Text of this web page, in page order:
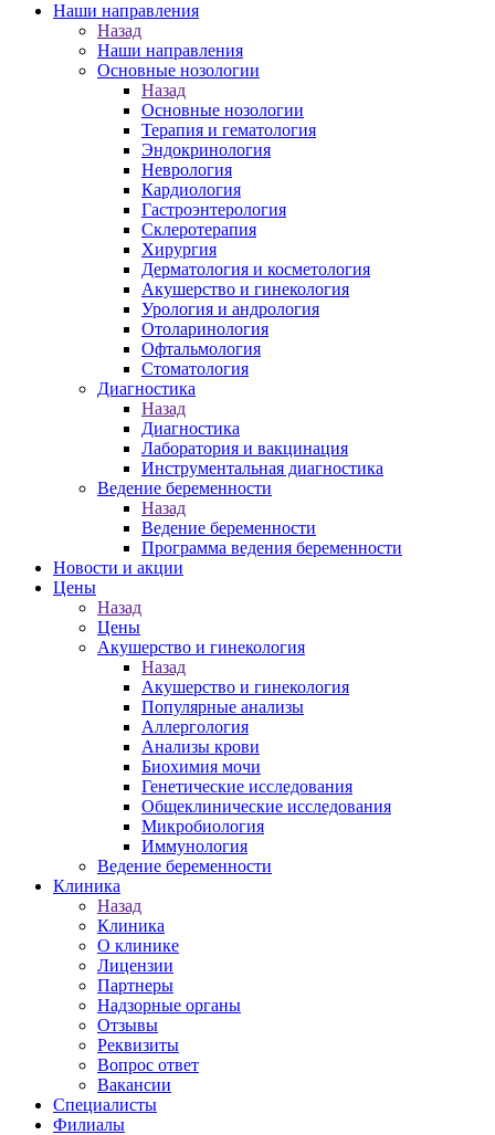
Наши направления
Назад
Наши направления
Основные нозологии
Назад
Основные нозологии
Терапия и гематология
Эндокринология
Неврология
Кардиология
Гастроэнтерология
Склеротерапия
Хирургия
Дерматология и косметология
Акушерство и гинекология
Урология и андрология
Отоларинология
Офтальмология
Стоматология
Диагностика
Назад
Диагностика
Лаборатория и вакцинация
Инструментальная диагностика
Ведение беременности
Назад
Ведение беременности
Программа ведения беременности
Новости и акции
Цены
Назад
Цены
Акушерство и гинекология
Назад
Акушерство и гинекология
Популярные анализы
Аллергология
Анализы крови
Биохимия мочи
Генетические исследования
Общеклинические исследования
Микробиология
Иммунология
Ведение беременности
Клиника
Назад
Клиника
О клинике
Лицензии
Партнеры
Надзорные органы
Отзывы
Реквизиты
Вопрос ответ
Вакансии
Специалисты
Филиалы